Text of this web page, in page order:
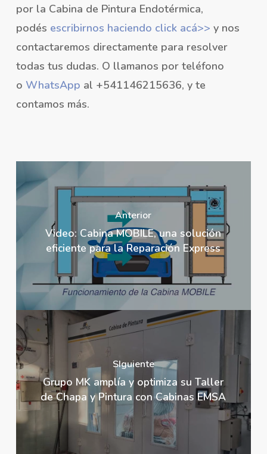
por la Cabina de Pintura Endotérmica,
podés escribirnos haciendo click acá>> y nos
contactaremos directamente para resolver
todas tus dudas. O llamanos por teléfono
o WhatsApp al +541146215636, y te
contamos más.
Anterior
Video: Cabina MOBILE, una solución
eficiente para la Reparación Express
SIguiente
Grupo MK amplía y optimiza su Taller
de Chapa y Pintura con Cabinas EMSA